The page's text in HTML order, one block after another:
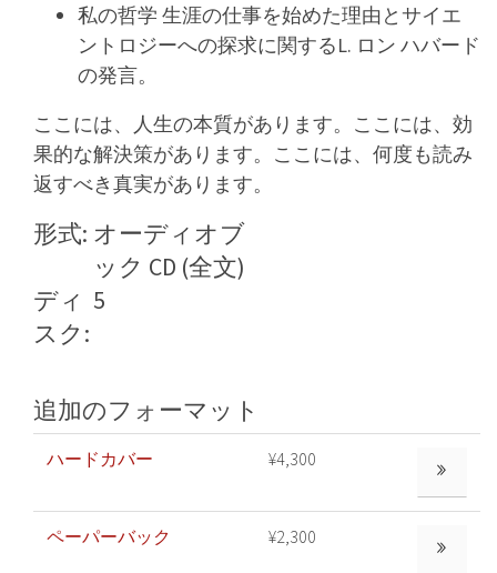
私の哲学 生涯の仕事を始めた理由とサイエ
ントロジーへの探求に関するL. ロン ハバード
の発言。
ここには、人生の本質があります。ここには、効
果的な解決策があります。ここには、何度も読み
返すべき真実があります。
形式: オーディオブ
ック CD (全文)
ディ
スク:
5
追加のフォーマット
ハードカバー ¥4,300 もっと見る
ペーパーバック ¥2,300 もっと見る